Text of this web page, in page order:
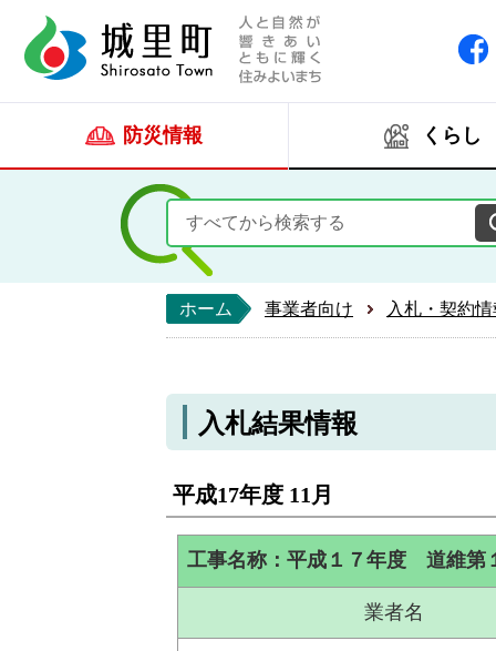
防災情報 くらし
ホーム 事業者向け 入札・契約
入札結果情報
平成17年度 11月
工事名称：平成１７年度 道維
業者名